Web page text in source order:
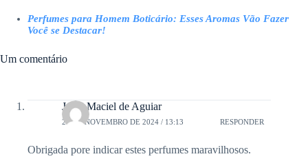
Perfumes para Homem Boticário: Esses Aromas Vão Fazer
Você se Destacar!
Um comentário
Juaci Maciel de Aguiar
23 DE NOVEMBRO DE 2024 / 13:13 RESPONDER
Obrigada pore indicar estes perfumes maravilhosos.